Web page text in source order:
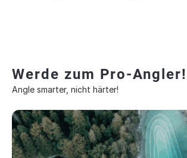
Werde zum Pro-Angler!
Angle smarter, nicht härter!